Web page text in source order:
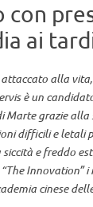
con
ai
alla
è un
Marte grazie
difficili e letali
e freddo
Innovation”
cinese